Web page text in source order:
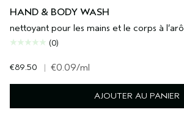
HAND & BODY WASH
nettoyant pour les mains et le corps à
(0)
€89.50 | €0.09/ml
AJOUTER AU PANIER